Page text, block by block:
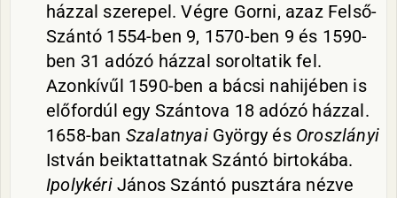
házzal szerepel. Végre Gorni, azaz Felső-
Szántó 1554-ben 9, 1570-ben 9 és 1590-
ben 31 adózó házzal soroltatik fel.
Azonkívűl 1590-ben a bácsi nahijében is
előfordúl egy Szántova 18 adózó házzal.
1658-ban SzalatnyaiGyörgy és Oroszlányi
István beiktattatnak Szántó birtokába.
IpolykériJános Szántó pusztára nézve